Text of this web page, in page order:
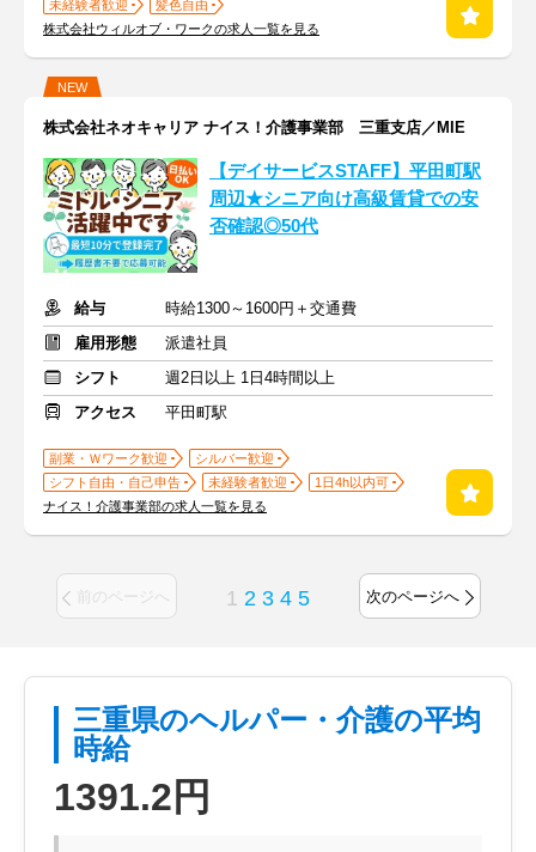
未経験者歓迎
髪色自由
株式会社ウィルオブ・ワークの求人一覧を見る
NEW
株式会社ネオキャリア ナイス！介護事業部 三重支店／MIE
【デイサービスSTAFF】平田町駅
周辺★シニア向け高級賃貸での安
否確認◎50代
給与
時給1300～1600円＋交通費
雇用形態
派遣社員
シフト
週2日以上 1日4時間以上
アクセス
平田町駅
副業・Ｗワーク歓迎
シルバー歓迎
シフト自由・自己申告
未経験者歓迎
1日4h以内可
ナイス！介護事業部の求人一覧を見る
前のページへ 1 2 3 4 5 次のページへ
三重県のヘルパー・介護の平均
時給
1391.2円